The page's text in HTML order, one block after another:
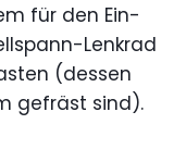
für den Ein-
Lenkrad
(dessen
gefräst sind).